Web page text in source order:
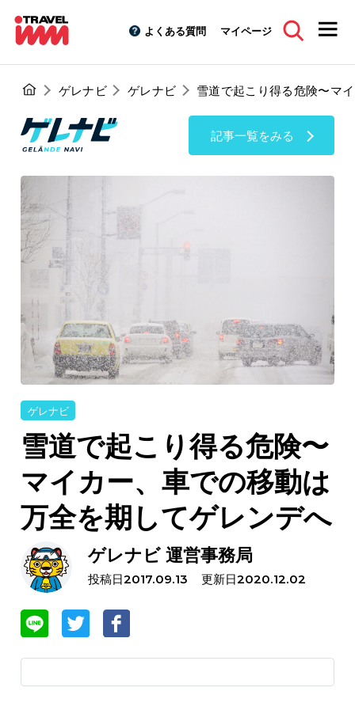
よくある質問 マイページ
ゲレナビ ゲレナビ 雪道で起こり得る危険〜マ
記事一覧をみる
ゲレナビ
雪道で起こり得る危険〜
マイカー、車での移動は
万全を期してゲレンデへ
ゲレナビ 運営事務局
投稿日2017.09.13 更新日2020.12.02